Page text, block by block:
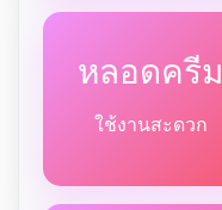
หลอดครีม
ใช้งานสะดวก